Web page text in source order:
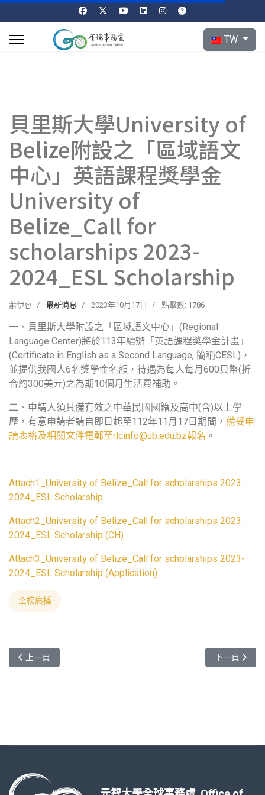
選擇你的語言
TW
貝里斯大學University of
Belize附設之「區域語文
中心」英語課程獎學金
University of
Belize_Call for
scholarships 2023-
2024_ESL Scholarship
蕭伊容 最新消息 2023年10月17日 點擊數: 1786
一、貝里斯大學附設之「區域語文中心」(Regional
Language Center)將於113年續辦「英語課程獎學金計畫」
(Certificate in English as a Second Language, 簡稱CESL)，
並提供我國人6名獎學金名額，待遇為每人每月600貝幣(折
合約300美元)之為期10個月生活費補助。
二、申請人須具備有效之中華民國國籍及高中(含)以上學
歷，有意申請者請自即日起至112年11月17日期間， 備妥申
請表格及相關文件電郵至rlcinfo@ub.edu.bz報名 。
Attach1_University of Belize_Call for scholarships 2023-
2024_ESL Scholarship
Attach2_University of Belize_Call for scholarships 2023-
2024_ESL Scholarship (CH)
Attach3_University of Belize_Call for scholarships 2023-
2024_ESL Scholarship (Application)
全校廣播
上一篇文章: 113年教育部與世界百大合作設置獎學金甄選(適用於
上一頁 下一篇文章:
下一頁